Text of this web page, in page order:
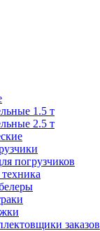
1.5 т
2.5 т
погрузчиков
заказов